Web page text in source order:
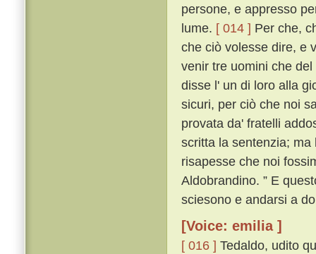
persone, e appresso
lume. [ 014 ] Per che,
che ciò volesse dire, e
venir tre uomini che
disse l' un di loro alla
sicuri, per ciò che noi
provata da' fratelli
scritta la sentenzia;
risapesse che noi
Aldobrandino. ” E
sciesono e andarsi a
[Voice: emilia ]
[ 016 ] Tedaldo, udito